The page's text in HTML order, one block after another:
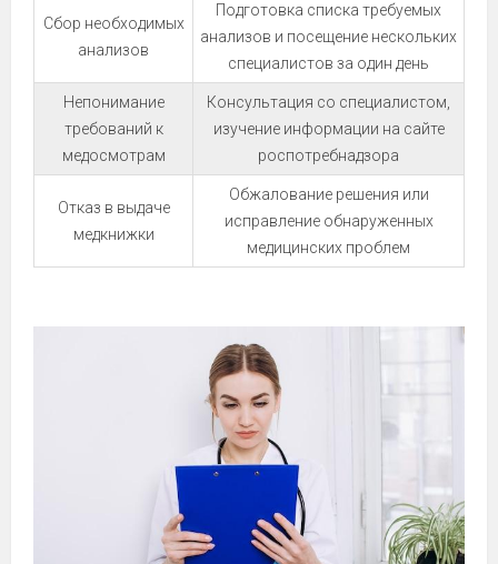
Сбор необходимых
анализов
Подготовка списка требуемых
анализов и посещение нескольких
специалистов за один день
Непонимание
требований к
медосмотрам
Консультация со специалистом,
изучение информации на сайте
роспотребнадзора
Отказ в выдаче
медкнижки
Обжалование решения или
исправление обнаруженных
медицинских проблем